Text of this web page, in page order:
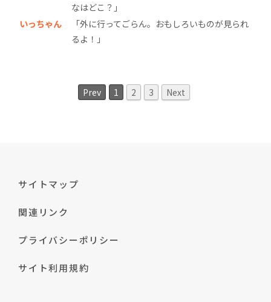
なはどこ？」
いっちゃん
「外に行ってごらん。おもしろいものが見られ
るよ！」
Prev 1 2 3 Next
サイトマップ
関連リンク
プライバシーポリシー
サイト利用規約